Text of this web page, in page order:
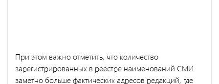
При этом важно отметить, что количество
зарегистрированных в реестре наименований СМИ
заметно больше фактических адресов редакций, где